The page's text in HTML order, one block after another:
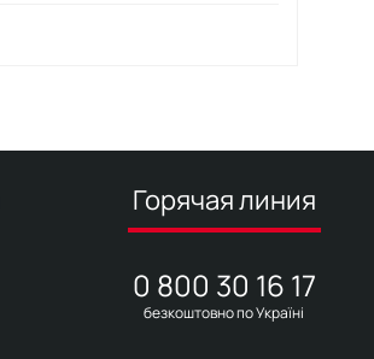
Горячая линия
0 800 30 16 17
безкоштовно по Україні